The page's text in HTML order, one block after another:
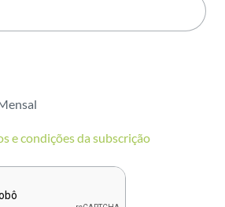
e condições da subscrição